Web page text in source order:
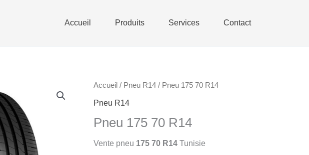
Accueil Produits Services Contact
Accueil / Pneu R14/ Pneu 175 70 R14
Pneu R14
Pneu 175 70 R14
Vente pneu 175 70 R14Tunisie